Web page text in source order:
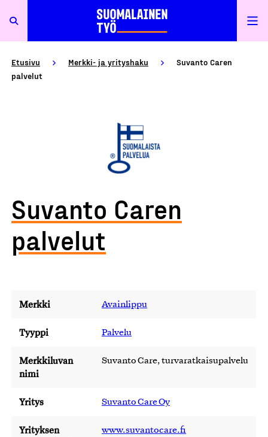
Etusivu Merkki- ja yrityshaku
Suvanto Caren
palvelut
Suvanto Caren
palvelut
Merkki Avainlippu
Tyyppi Palvelu
Merkkiluvan
nimi
Suvanto Care, turvaratkaisupalvelu
Yritys Suvanto Care Oy
Yrityksen
www.suvantocare.fi